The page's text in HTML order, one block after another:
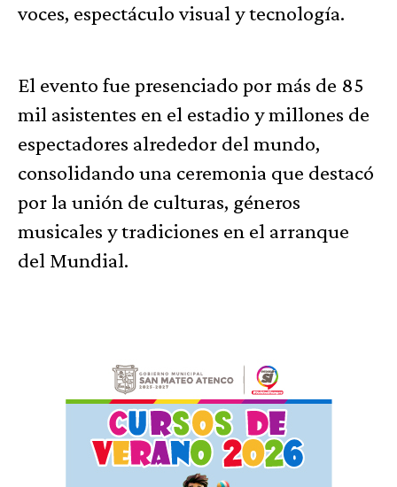
voces, espectáculo visual y tecnología.
El evento fue presenciado por más de 85
mil asistentes en el estadio y millones de
espectadores alrededor del mundo,
consolidando una ceremonia que destacó
por la unión de culturas, géneros
musicales y tradiciones en el arranque
del Mundial.